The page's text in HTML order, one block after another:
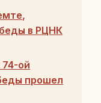
в РЦНК
ой
прошел